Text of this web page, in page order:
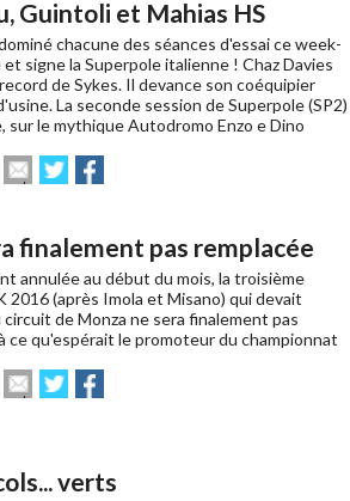
un
ami
Guintoli et Mahias HS
chacune des séances d'essai ce week-
signe la Superpole italienne ! Chaz Davies
de Sykes. Il devance son coéquipier
La seconde session de Superpole (SP2)
sur le mythique Autodromo Enzo e Dino
Envoyer
cet
un
Partager
sur sur
finalement pas remplacée
annulée au début du mois, la troisième
2016 (après Imola et Misano) qui devait
de Monza ne sera finalement pas
ce qu'espérait le promoteur du championnat
Envoyer
cet
ami
Partager
sur sur
verts